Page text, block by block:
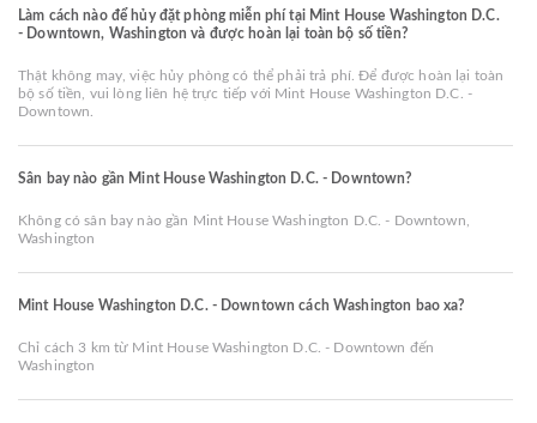
Làm cách nào để hủy đặt phòng miễn phí tại Mint House Washington D.C.
- Downtown, Washington và được hoàn lại toàn bộ số tiền?
Thật không may, việc hủy phòng có thể phải trả phí. Để được hoàn lại toàn
bộ số tiền, vui lòng liên hệ trực tiếp với Mint House Washington D.C. -
Downtown.
Sân bay nào gần Mint House Washington D.C. - Downtown?
Không có sân bay nào gần Mint House Washington D.C. - Downtown,
Washington
Mint House Washington D.C. - Downtown cách Washington bao xa?
Chỉ cách 3 km từ Mint House Washington D.C. - Downtown đến
Washington